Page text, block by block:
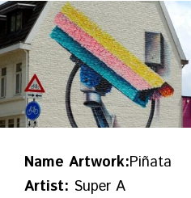
Name Artwork:Piñata
Artist: Super A